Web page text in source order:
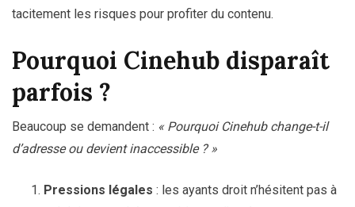
tacitement les risques pour profiter du contenu.
Pourquoi Cinehub disparaît
parfois ?
Beaucoup se demandent : « Pourquoi Cinehub change-t-il
d’adresse ou devient inaccessible ? »
Pressions légales : les ayants droit n’hésitent pas à